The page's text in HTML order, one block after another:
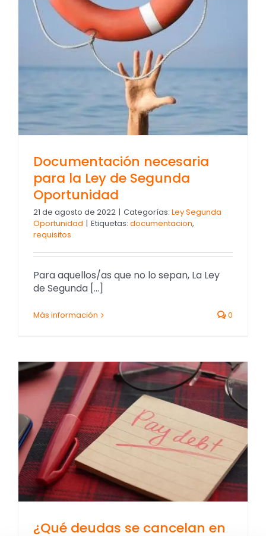
Documentación necesaria
para la Ley de Segunda
Oportunidad
21 de agosto de 2022 | Categorías: Ley Segunda
Oportunidad | Etiquetas: documentacion,
requisitos
Para aquellos/as que no lo sepan, La Ley
de Segunda [...]
Más información 0
¿Qué deudas se cancelan en